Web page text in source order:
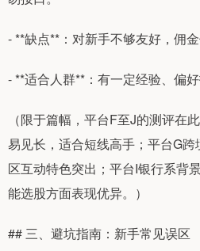
- **缺点**：对新手不够友好，佣金
- **适合人群**：有一定经验、偏好
（限于篇幅，平台F至J的测评在
易见长，适合短线高手；平台G
区互动特色突出；平台I银行系背
能选股方面表现优异。）
## 三、避坑指南：新手常见误区